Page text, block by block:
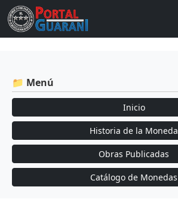
📁 Menú
Inicio
Historia de la Moneda
Obras Publicadas
Catálogo de Monedas